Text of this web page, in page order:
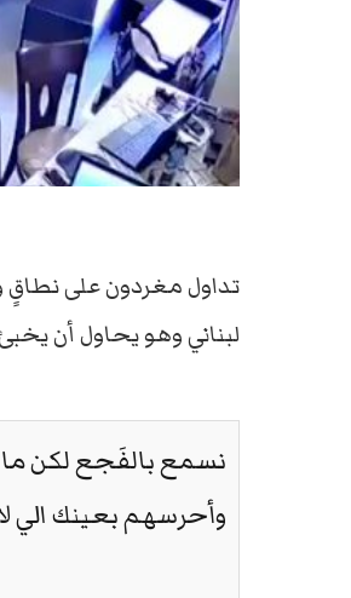
تداول مغردون على نطاقٍ
لبناني وهو يحاول أن
نسمع بالفَجع لكن ما
وأحرسهم بعينك الي